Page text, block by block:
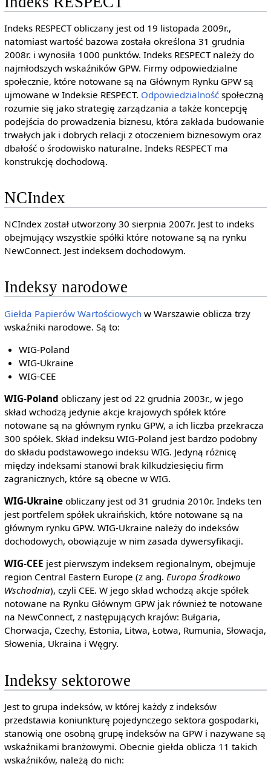
Indeks RESPECT obliczany jest od 19 listopada 2009r.,
natomiast wartość bazowa została określona 31 grudnia
2008r. i wynosiła 1000 punktów. Indeks RESPECT należy do
najmłodszych wskaźników GPW. Firmy odpowiedzialne
społecznie, które notowane są na Głównym Rynku GPW są
ujmowane w Indeksie RESPECT. Odpowiedzialnośćspołeczną
rozumie się jako strategię zarządzania a także koncepcję
podejścia do prowadzenia biznesu, która zakłada budowanie
trwałych jak i dobrych relacji z otoczeniem biznesowym oraz
dbałość o środowisko naturalne. Indeks RESPECT ma
konstrukcję dochodową.
NCIndex
NCIndex został utworzony 30 sierpnia 2007r. Jest to indeks
obejmujący wszystkie spółki które notowane są na rynku
NewConnect. Jest indeksem dochodowym.
Indeksy narodowe
Giełda Papierów Wartościowychw Warszawie oblicza trzy
wskaźniki narodowe. Są to:
WIG-Poland
WIG-Ukraine
WIG-CEE
WIG-Poland obliczany jest od 22 grudnia 2003r., w jego
skład wchodzą jedynie akcje krajowych spółek które
notowane są na głównym rynku GPW, a ich liczba przekracza
300 spółek. Skład indeksu WIG-Poland jest bardzo podobny
do składu podstawowego indeksu WIG. Jedyną różnicę
między indeksami stanowi brak kilkudziesięciu firm
zagranicznych, które są obecne w WIG.
WIG-Ukraineobliczany jest od 31 grudnia 2010r. Indeks ten
jest portfelem spółek ukraińskich, które notowane są na
głównym rynku GPW. WIG-Ukraine należy do indeksów
dochodowych, obowiązuje w nim zasada dywersyfikacji.
WIG-CEE jest pierwszym indeksem regionalnym, obejmuje
region Central Eastern Europe (z ang. Europa Środkowo
Wschodnia), czyli CEE. W jego skład wchodzą akcje spółek
notowane na Rynku Głównym GPW jak również te notowane
na NewConnect, z następujących krajów: Bułgaria,
Chorwacja, Czechy, Estonia, Litwa, Łotwa, Rumunia, Słowacja,
Słowenia, Ukraina i Węgry.
Indeksy sektorowe
Jest to grupa indeksów, w której każdy z indeksów
przedstawia koniunkturę pojedynczego sektora gospodarki,
stanowią one osobną grupę indeksów na GPW i nazywane są
wskaźnikami branżowymi. Obecnie giełda oblicza 11 takich
wskaźników, należą do nich: